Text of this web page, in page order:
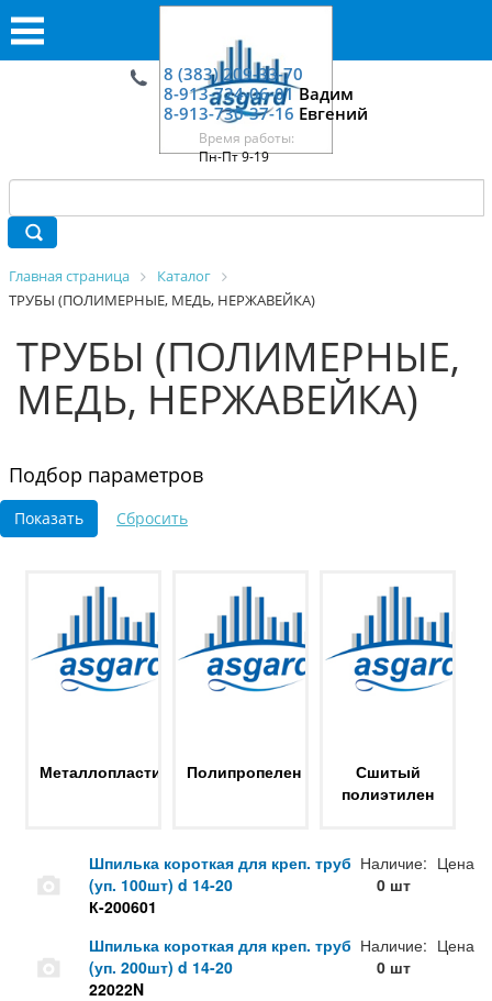
8 (383) 209-33-70
8-913-724-06-01Вадим
8-913-730-37-16 Евгений
Время работы:
Пн-Пт 9-19
Главная страница
Каталог
ТРУБЫ (ПОЛИМЕРНЫЕ, МЕДЬ, НЕРЖАВЕЙКА)
ТРУБЫ (ПОЛИМЕРНЫЕ,
МЕДЬ, НЕРЖАВЕЙКА)
Подбор параметров
Металлопластик Полипропелен
Сшитый
полиэтилен
Шпилька короткая для креп. труб
(уп. 100шт) d 14-20
К-200601
Наличие:
0 шт
Цена
Шпилька короткая для креп. труб
(уп. 200шт) d 14-20
22022N
Наличие:
0 шт
Цена